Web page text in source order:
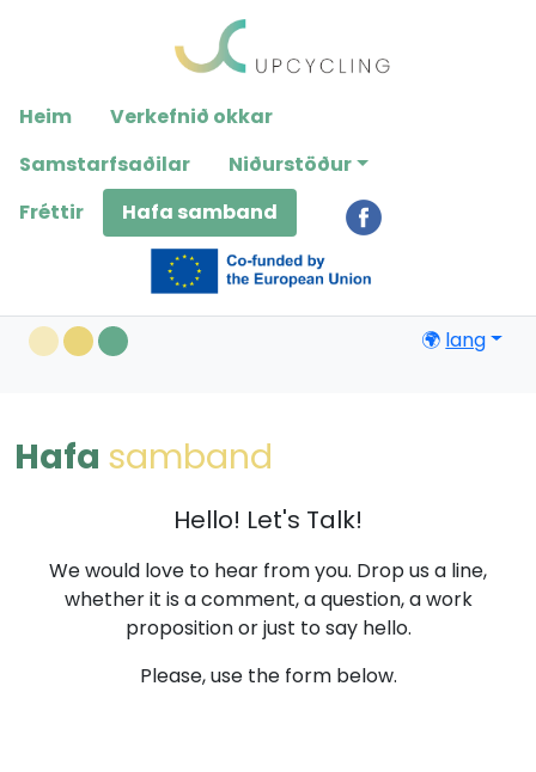
includes
an
accessibility
system.
Heim
Verkefnið okkar
Samstarfsaðilar
Niðurstöður
Fréttir
Hafa samband
🌍 lang
Hafa samband
Hello! Let's Talk!
We would love to hear from you. Drop us a line,
whether it is a comment, a question, a work
proposition or just to say hello.
Please, use the form below.